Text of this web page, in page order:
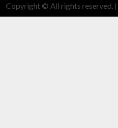
Copyright © All rights reserved. |